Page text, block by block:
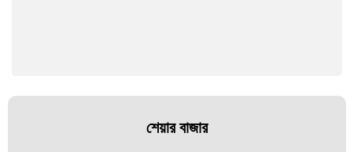
শেয়ার বাজার